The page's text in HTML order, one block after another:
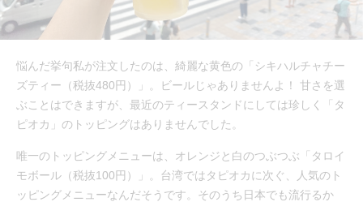
悩んだ挙句私が注文したのは、綺麗な黄色の「シキハルチャチー
ズティー（税抜480円）」。ビールじゃありませんよ！ 甘さを選
ぶことはできますが、最近のティースタンドにしては珍しく「タ
ピオカ」のトッピングはありませんでした。
唯一のトッピングメニューは、オレンジと白のつぶつぶ「タロイ
モボール（税抜100円）」。台湾ではタピオカに次ぐ、人気のト
ッピングメニューなんだそうです。そのうち日本でも流行るか